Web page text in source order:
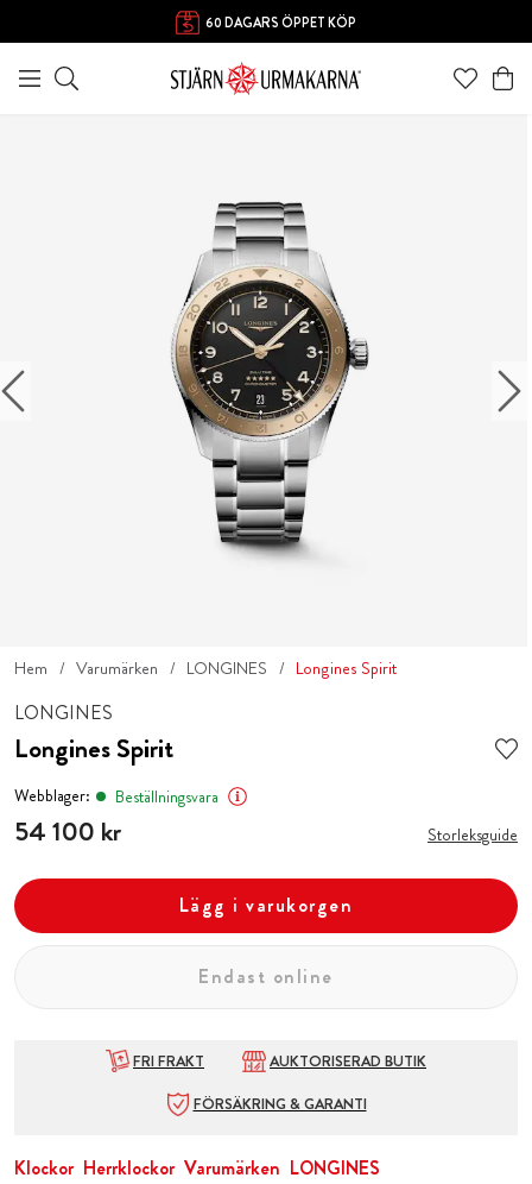
60 DAGARS ÖPPET KÖP
Hem Varumärken LONGINES Longines Spirit
LONGINES
Longines Spirit
Webblager: Beställningsvara
Pris :54 100 kr
54 100 kr Storleksguide
Lägg i varukorgen
Endast online
FRI FRAKT
AUKTORISERAD BUTIK
FÖRSÄKRING & GARANTI
Klockor Herrklockor Varumärken LONGINES